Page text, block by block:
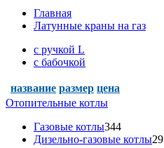
Главная
Латунные краны на газ
c ручкой L
с бабочкой
название размер цена
Отопительные котлы
Газовые котлы344
Дизельно-газовые котлы29